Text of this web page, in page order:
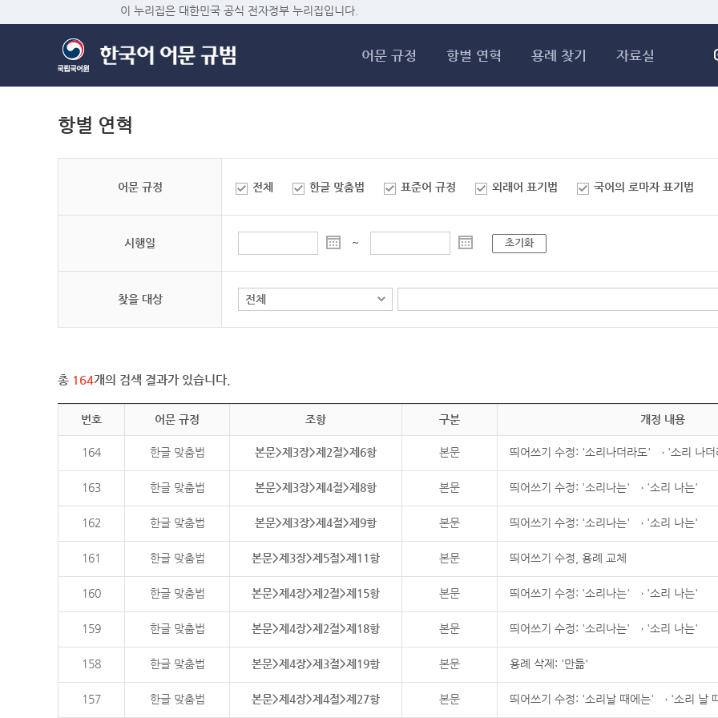
이 누리집은 대한민국 공식 전자정부 누리집입니다.
어문 규정 항별 연혁 용례 찾기 자료실
항별 연혁
어문 규정 전체 한글 맞춤법 표준어 규정 외래어 표기법 국어의 로마자 표기법
시행일 ~ 초기화
찾을 대상
총 164개의 검색 결과가 있습니다.
번호 어문 규정 조항 구분 개정 내용
164 한글 맞춤법 본문>제3장>제2절>제6항 본문 띄어쓰기 수정: '소리나더라도' → '소리 나더
163 한글 맞춤법 본문>제3장>제4절>제8항 본문 띄어쓰기 수정: '소리나는' → '소리 나는'
162 한글 맞춤법 본문>제3장>제4절>제9항 본문 띄어쓰기 수정: '소리나는' → '소리 나는'
161 한글 맞춤법 본문>제3장>제5절>제11항 본문 띄어쓰기 수정, 용례 교체
160 한글 맞춤법 본문>제4장>제2절>제15항 본문 띄어쓰기 수정: '소리나는' → '소리 나는'
159 한글 맞춤법 본문>제4장>제2절>제18항 본문 띄어쓰기 수정: '소리나는' → '소리 나는'
158 한글 맞춤법 본문>제4장>제3절>제19항 본문 용례 삭제: '만듦'
157 한글 맞춤법 본문>제4장>제4절>제27항 본문 띄어쓰기 수정: '소리날 때에는' → '소리 날